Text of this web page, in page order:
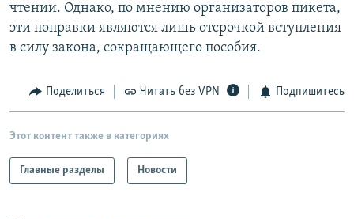
чтении. Однако, по мнению организаторов пикета,
эти поправки являются лишь отсрочкой вступления
в силу закона, сокращающего пособия.
Поделиться Читать без VPN Подпишитесь
Этот контент также в категориях
Главные разделы Новости